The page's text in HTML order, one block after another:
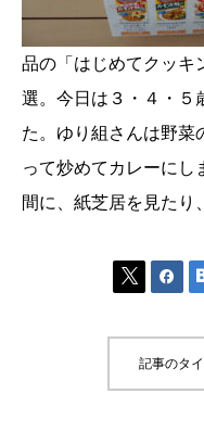
品の「はじめてクッキ
選。今日は３・４・５
た。ゆり組さんは野菜
って炒めてカレーにし
間に、紙芝居を見たり
 
記事のタ